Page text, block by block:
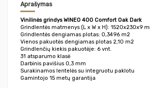
Aprašymas
Vinilinės grindys WINEO 400 Comfort Oak Dark
Grindlentės matmenys (L x W x H): 1520x230x9
Grindlentės dengiamas plotas: 0,3496 m2
Vienos pakuotės dengiamas plotas 2,10 m2
Grindlenčių kiekis pakuotėje: 6 vnt.
31 atsparumo klasė
Darbinis pavišius 0,3 mm
Surakinamos lentelės su integruotu paklotu
Gamintojo 15 metų garantija